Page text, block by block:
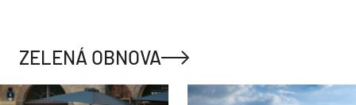
ZELENÁ OBNOVA